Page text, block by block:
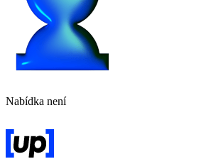
Nabídka není